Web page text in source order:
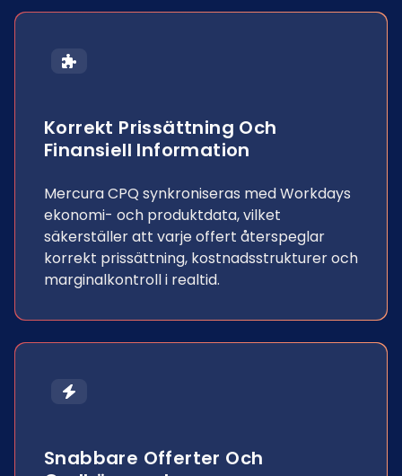
Korrekt Prissättning Och
Finansiell Information
Mercura CPQ synkroniseras med Workdays
ekonomi- och produktdata, vilket
säkerställer att varje offert återspeglar
korrekt prissättning, kostnadsstrukturer och
marginalkontroll i realtid.
Snabbare Offerter Och